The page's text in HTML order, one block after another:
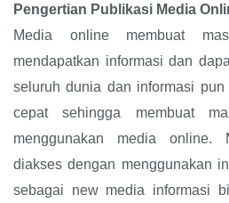
Pengertian Publikasi Media
Media online membuat
mendapatkan informasi dan
seluruh dunia dan informasi
cepat sehingga membuat
menggunakan media online.
diakses dengan menggunakan
sebagai new media informasi